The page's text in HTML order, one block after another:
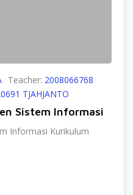
Teacher: 2008066768
TJAHJANTO
Sistem Informasi
Informasi Kurikulum